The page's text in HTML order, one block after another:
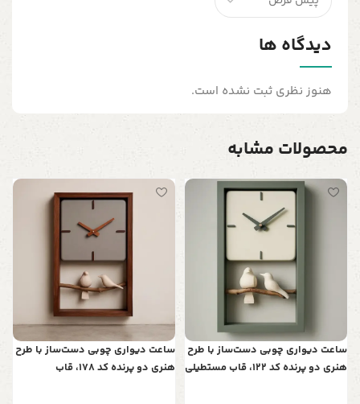
دیدگاه ها
هنوز نظری ثبت نشده است.
محصولات مشابه
ساعت دیواری چوبی دست‌ساز با طرح
هنری دو پرنده کد 122، قاب مستطیلی
ساعت دیواری چوبی دست‌ساز با طرح
هنری دو پرنده کد 178، قاب